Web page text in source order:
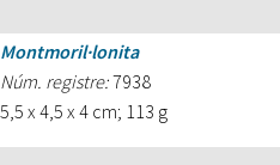
Montmoril·lonita
Núm. registre:7938
5,5 x 4,5 x 4 cm; 113 g